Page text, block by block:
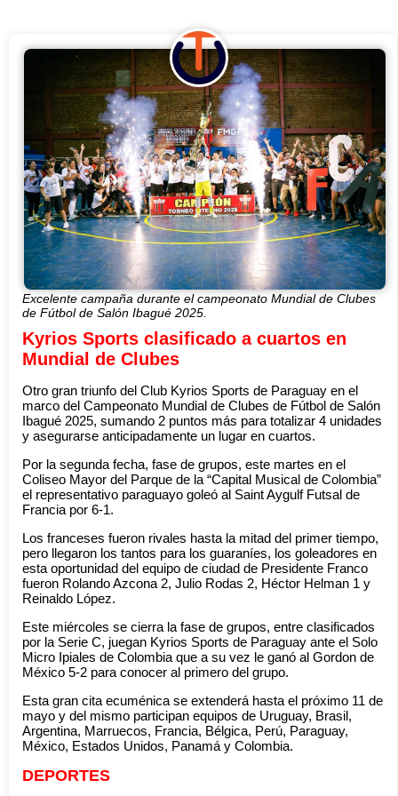
Excelente campaña durante el campeonato Mundial de Clubes
de Fútbol de Salón Ibagué 2025.
Kyrios Sports clasificado a cuartos en
Mundial de Clubes
Otro gran triunfo del Club Kyrios Sports de Paraguay en el
marco del Campeonato Mundial de Clubes de Fútbol de Salón
Ibagué 2025, sumando 2 puntos más para totalizar 4 unidades
y asegurarse anticipadamente un lugar en cuartos.
Por la segunda fecha, fase de grupos, este martes en el
Coliseo Mayor del Parque de la “Capital Musical de Colombia”
el representativo paraguayo goleó al Saint Aygulf Futsal de
Francia por 6-1.
Los franceses fueron rivales hasta la mitad del primer tiempo,
pero llegaron los tantos para los guaraníes, los goleadores en
esta oportunidad del equipo de ciudad de Presidente Franco
fueron Rolando Azcona 2, Julio Rodas 2, Héctor Helman 1 y
Reinaldo López.
Este miércoles se cierra la fase de grupos, entre clasificados
por la Serie C, juegan Kyrios Sports de Paraguay ante el Solo
Micro Ipiales de Colombia que a su vez le ganó al Gordon de
México 5-2 para conocer al primero del grupo.
Esta gran cita ecuménica se extenderá hasta el próximo 11 de
mayo y del mismo participan equipos de Uruguay, Brasil,
Argentina, Marruecos, Francia, Bélgica, Perú, Paraguay,
México, Estados Unidos, Panamá y Colombia.
DEPORTES